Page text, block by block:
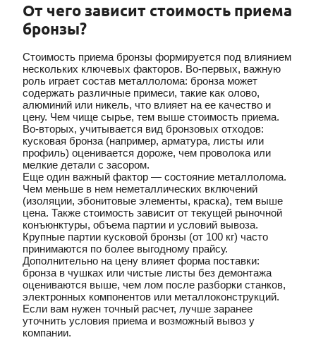
От чего зависит стоимость приема
бронзы?
Стоимость приема бронзы формируется под влиянием
нескольких ключевых факторов. Во-первых, важную
роль играет состав металлолома: бронза может
содержать различные примеси, такие как олово,
алюминий или никель, что влияет на ее качество и
цену. Чем чище сырье, тем выше стоимость приема.
Во-вторых, учитывается вид бронзовых отходов:
кусковая бронза (например, арматура, листы или
профиль) оценивается дороже, чем проволока или
мелкие детали с засором.
Еще один важный фактор — состояние металлолома.
Чем меньше в нем неметаллических включений
(изоляции, эбонитовые элементы, краска), тем выше
цена. Также стоимость зависит от текущей рыночной
конъюнктуры, объема партии и условий вывоза.
Крупные партии кусковой бронзы (от 100 кг) часто
принимаются по более выгодному прайсу.
Дополнительно на цену влияет форма поставки:
бронза в чушках или чистые листы без демонтажа
оцениваются выше, чем лом после разборки станков,
электронных компонентов или металлоконструкций.
Если вам нужен точный расчет, лучше заранее
уточнить условия приема и возможный вывоз у
компании.